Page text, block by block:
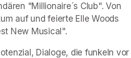
"Millionaire´s Club". Von
auf und feierte Elle Woods
New Musical".
Dialoge, die funkeln vor